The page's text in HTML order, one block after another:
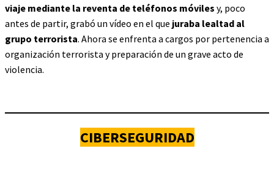
viaje mediante la reventa de teléfonos móviles y, poco
antes de partir, grabó un vídeo en el que juraba lealtad al
grupo terrorista. Ahora se enfrenta a cargos por pertenencia a
organización terrorista y preparación de un grave acto de
violencia.
CIBERSEGURIDAD